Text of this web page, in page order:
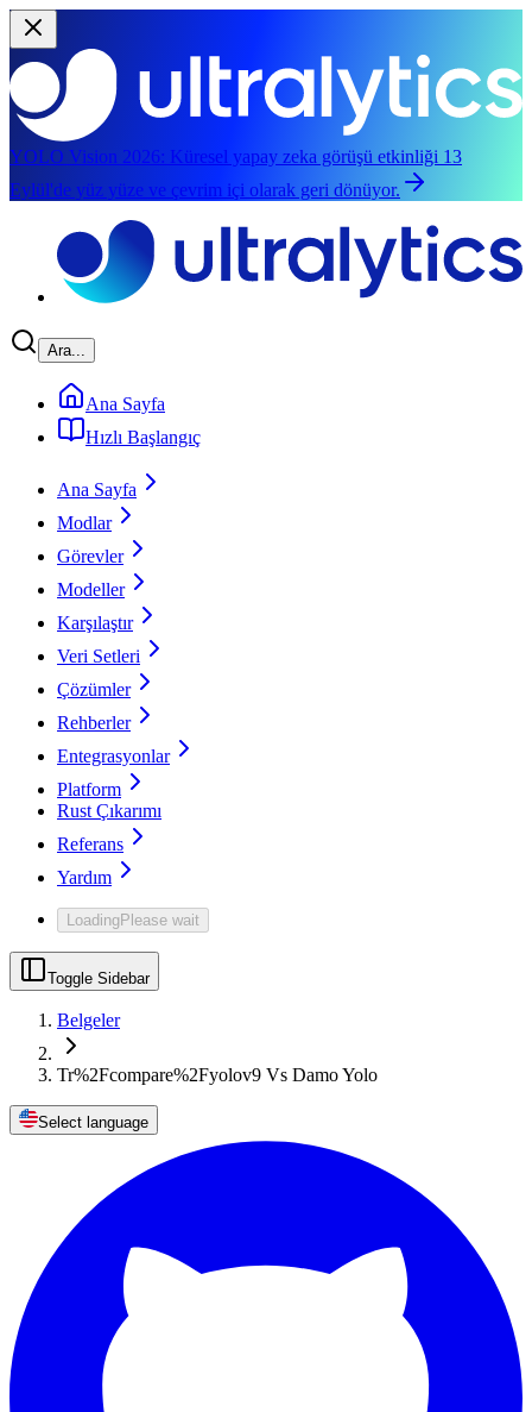
YOLO Vision 2026: Küresel yapay zeka görüşü etkinliği 13
Eylül'de yüz yüze ve çevrim içi olarak geri dönüyor.
Ara...
Ana Sayfa
Hızlı Başlangıç
Ana Sayfa
Modlar
Görevler
Modeller
Karşılaştır
Veri Setleri
Çözümler
Rehberler
Entegrasyonlar
Platform
Rust Çıkarımı
Referans
Yardım
LoadingPlease wait
Toggle Sidebar
Belgeler
Tr%2Fcompare%2Fyolov9 Vs Damo Yolo
Select language